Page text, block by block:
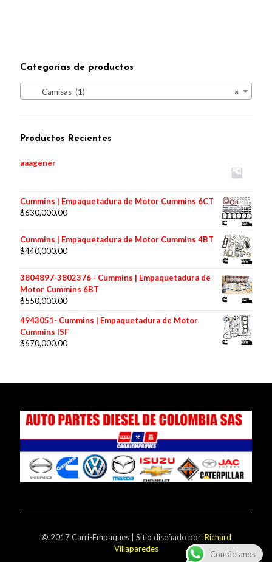
Categorías de productos
×
Camisas (1)
Productos Recientes
aaagener
Cummins | Empaquetadura de Motor Cummins 6CT
$630,000.00
Cummins | Empaquetadura de Motor Cummins 4BT
$440,000.00
3804897-3802376 - Cummins | Empaquetadura de
Motor Cummins 6BT
$550,000.00
4943051- Cummins | Empaquetadura de Motor
Cummins ISF
$670,000.00
© 2017 Carri-Empaques | Sitio diseñado por:Richard
Villaparedes
Contáctanos